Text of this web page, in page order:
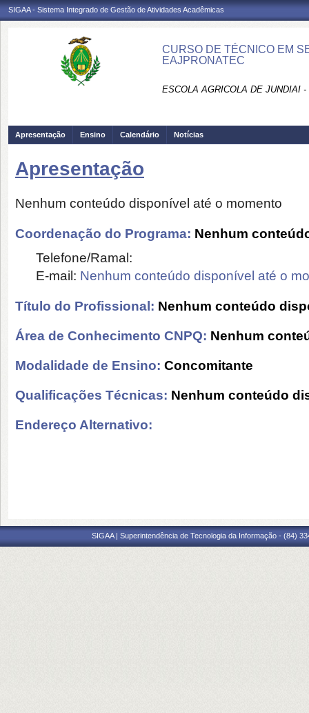
SIGAA - Sistema Integrado de Gestão de Atividades Acadêmicas
CURSO DE TÉCNICO EM
EAJPRONATEC
ESCOLA AGRICOLA DE JUNDIAI
Apresentação Ensino Calendário Notícias
Apresentação
Nenhum conteúdo disponível até o momento
Coordenação do Programa: Nenhum
Telefone/Ramal:
E-mail: Nenhum conteúdo disponível até o
Título do Profissional: Nenhum conteúdo
Área de Conhecimento CNPQ: Nenhum
Modalidade de Ensino: Concomitante
Qualificações Técnicas: Nenhum conteúdo
Endereço Alternativo:
SIGAA | Superintendência de Tecnologia da Informação - (84)